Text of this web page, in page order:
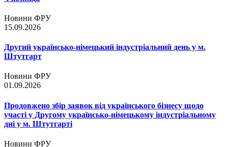
Новини ФРУ
15.09.2026
Другий українсько-німецький індустріальний день у м.
Штутгарт
Новини ФРУ
01.09.2026
Продовжено збір заявок від українського бізнесу щодо
участі у Другому українсько-німецькому індустріальному
дні у м. Штутгарті
Новини ФРУ